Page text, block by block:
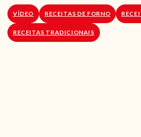
LOJA
VÍDEO RECEITAS DE FORNO
RECEITAS TRADICIONAIS